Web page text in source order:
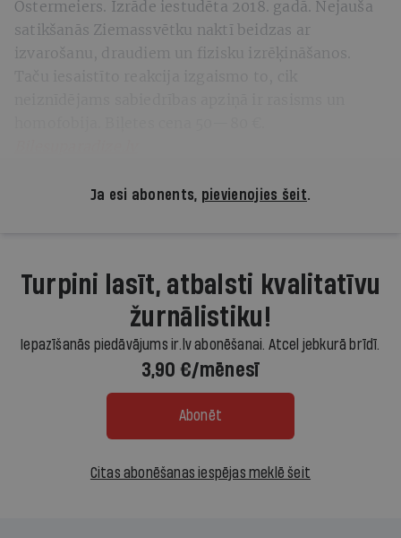
Ostermeiers. Izrāde iestudēta 2018. gadā. Nejauša
satikšanās Ziemassvētku naktī beidzas ar
izvarošanu, draudiem un fizisku izrēķināšanos.
Ja esi abonents, pievienojies šeit.
Turpini lasīt, atbalsti kvalitatīvu
žurnālistiku!
Iepazīšanās piedāvājums ir.lv abonēšanai. Atcel jebkurā brīdī.
3,90 €/mēnesī
Abonēt
Citas abonēšanas iespējas meklē šeit